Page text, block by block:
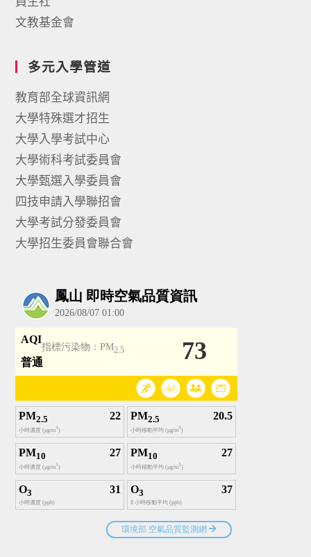
文教基金會
多元入學管道
教育部全球資訊網
大學特殊選才招生
大學入學考試中心
大學術科考試委員會
大學甄選入學委員會
四技申請入學聯招會
大學考試分發委員會
大學招生委員會聯合會